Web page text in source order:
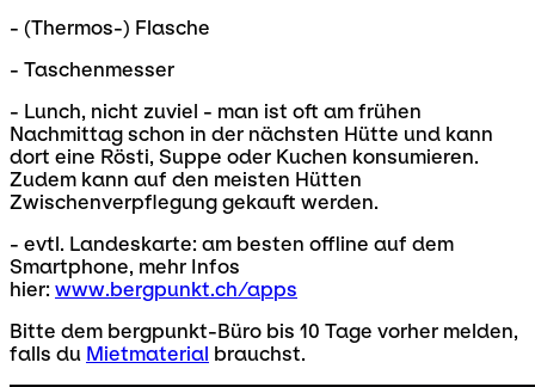
- (Thermos-) Flasche
- Taschenmesser
- Lunch, nicht zuviel - man ist oft am frühen
Nachmittag schon in der nächsten Hütte und kann
dort eine Rösti, Suppe oder Kuchen konsumieren.
Zudem kann auf den meisten Hütten
Zwischenverpflegung gekauft werden.
- evtl. Landeskarte: am besten offline auf dem
Smartphone, mehr Infos
hier: www.bergpunkt.ch/apps
Bitte dem bergpunkt-Büro bis 10 Tage vorher melden,
falls du Mietmaterial brauchst.